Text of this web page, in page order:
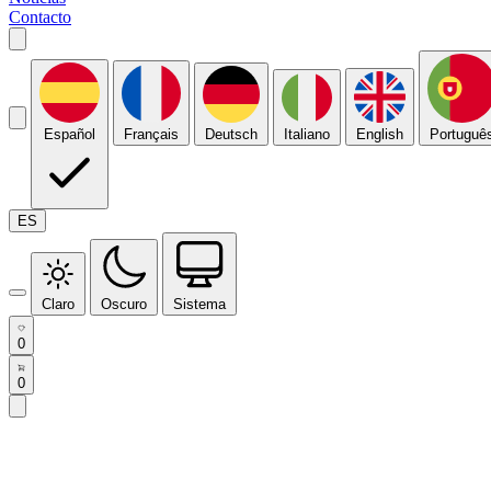
Contacto
Español Français Deutsch Italiano English
ES
Claro Oscuro Sistema
0
0